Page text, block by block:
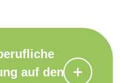
auf den